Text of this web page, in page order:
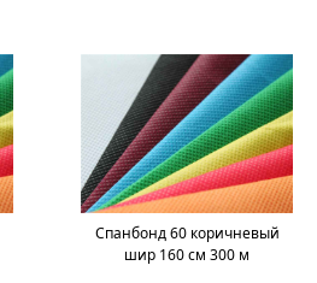
Спанбонд 60 коричневый
шир 160 cм 300 м